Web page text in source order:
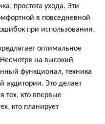
простота ухода. Эти
в повседневной
при использовании.
оптимальное
на высокий
функционал, техника
аудитории. Это делает
тех, кто впервые
кто планирует